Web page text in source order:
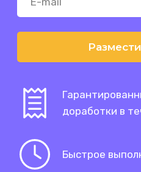
доработки в
Быстрое